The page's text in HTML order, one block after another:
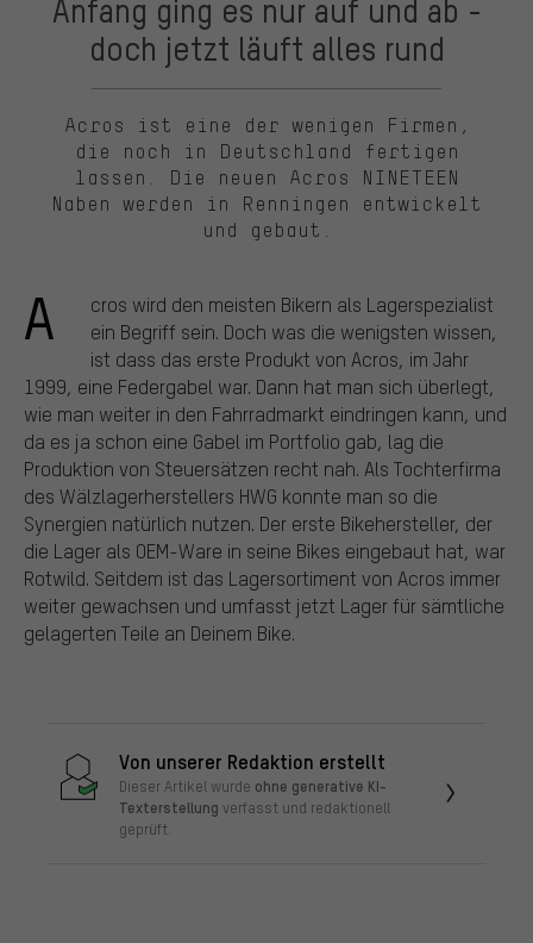
Anfang ging es nur auf und ab -
doch jetzt läuft alles rund
Acros ist eine der wenigen Firmen,
die noch in Deutschland fertigen
lassen. Die neuen Acros NINETEEN
Naben werden in Renningen entwickelt
und gebaut.
A
cros wird den meisten Bikern als Lagerspezialist
ein Begriff sein. Doch was die wenigsten wissen,
ist dass das erste Produkt von Acros, im Jahr
1999, eine Federgabel war. Dann hat man sich überlegt,
wie man weiter in den Fahrradmarkt eindringen kann, und
da es ja schon eine Gabel im Portfolio gab, lag die
Produktion von Steuersätzen recht nah. Als Tochterfirma
des Wälzlagerherstellers HWG konnte man so die
Synergien natürlich nutzen. Der erste Bikehersteller, der
die Lager als OEM-Ware in seine Bikes eingebaut hat, war
Rotwild. Seitdem ist das Lagersortiment von Acros immer
weiter gewachsen und umfasst jetzt Lager für sämtliche
gelagerten Teile an Deinem Bike.
Von unserer Redaktion erstellt
Dieser Artikel wurde ohne generative KI-
Texterstellung verfasst und redaktionell
geprüft.